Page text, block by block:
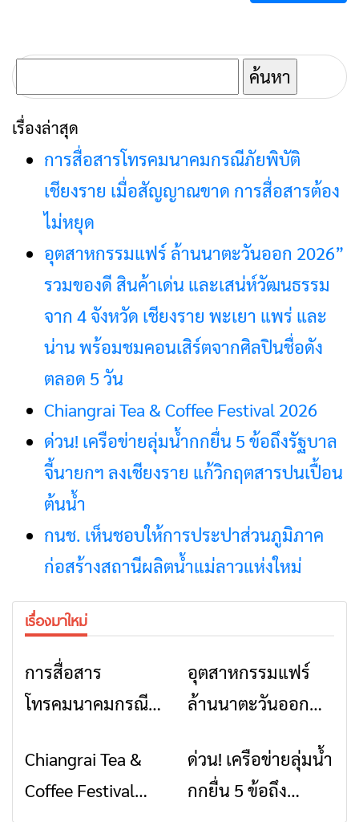
ค้นหา
สำหรับ:
เรื่องล่าสุด
การสื่อสารโทรคมนาคมกรณีภัยพิบัติ
เชียงราย เมื่อสัญญาณขาด การสื่อสารต้อง
ไม่หยุด
อุตสาหกรรมแฟร์ ล้านนาตะวันออก 2026”
รวมของดี สินค้าเด่น และเสน่ห์วัฒนธรรม
จาก 4 จังหวัด เชียงราย พะเยา แพร่ และ
น่าน พร้อมชมคอนเสิร์ตจากศิลปินชื่อดัง
ตลอด 5 วัน
Chiangrai Tea & Coffee Festival 2026
ด่วน! เครือข่ายลุ่มน้ำกกยื่น 5 ข้อถึงรัฐบาล
จี้นายกฯ ลงเชียงราย แก้วิกฤตสารปนเปื้อน
ต้นน้ำ
กนช. เห็นชอบให้การประปาส่วนภูมิภาค
ก่อสร้างสถานีผลิตน้ำแม่ลาวแห่งใหม่
เรื่องมาใหม่
การสื่อสาร
โทรคมนาคมกรณีภัย
สัญญาณขาด การ
สื่อสารต้องไม่หยุด
ข่าวเชียงราย
อุตสาหกรรมแฟร์
ล้านนาตะวันออก
สินค้าเด่น และเสน่ห์
วัฒนธรรมจาก 4
ข่าวเชียงราย
Chiangrai Tea &
Coffee Festival
ข่าวเชียงราย
ด่วน! เครือข่ายลุ่มน้ำ
กกยื่น 5 ข้อถึง